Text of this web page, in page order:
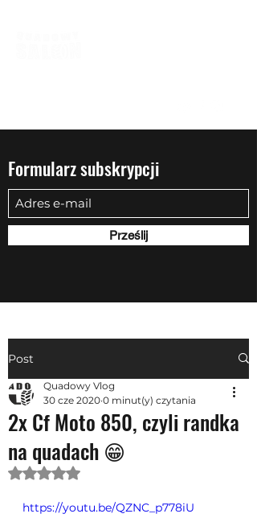
Formularz subskrypcji
Prześlij
Post
2x Cf Moto 850, czyli randka
na quadach 😁
Quadowy Vlog
30 cze 2020 0 minut(y) czytania
Oceniono na NaN z 5 gwiazdek.
https://youtu.be/QZNC_p778iU